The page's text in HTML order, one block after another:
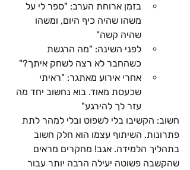
בזמן ארוחת הערב: "ספר לי על
משהו שהיה כיף היום, ומשהו
שהיה קשה"
לפני השינה: "מה הרגשת
כשהחבר לא רצה לשחק איתך?"
אחרי אירוע מאתגר: "ראיתי
שכעסת מאוד. בוא נחשוב יחד מה
עזר לך להירגע"
חשוב: הקשיבו בלי לשפוט ובלי למהר לתת
פתרונות. השיתוף עצמו הוא חלק חשוב
בתהליך הלמידה. אגב! מחקרים מראים
שהקשבה פשוטה יעילה הרבה יותר עבור